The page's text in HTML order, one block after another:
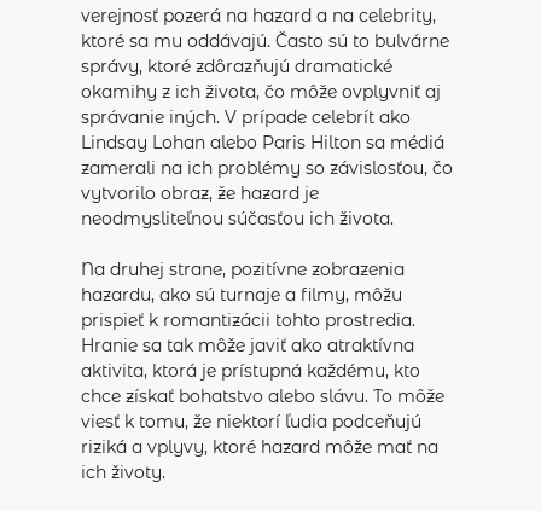
verejnosť pozerá na hazard a na celebrity,
ktoré sa mu oddávajú. Často sú to bulvárne
správy, ktoré zdôrazňujú dramatické
okamihy z ich života, čo môže ovplyvniť aj
správanie iných. V prípade celebrít ako
Lindsay Lohan alebo Paris Hilton sa médiá
zamerali na ich problémy so závislosťou, čo
vytvorilo obraz, že hazard je
neodmysliteľnou súčasťou ich života.
Na druhej strane, pozitívne zobrazenia
hazardu, ako sú turnaje a filmy, môžu
prispieť k romantizácii tohto prostredia.
Hranie sa tak môže javiť ako atraktívna
aktivita, ktorá je prístupná každému, kto
chce získať bohatstvo alebo slávu. To môže
viesť k tomu, že niektorí ľudia podceňujú
riziká a vplyvy, ktoré hazard môže mať na
ich životy.